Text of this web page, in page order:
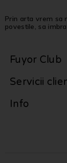
Prin arta vrem sa
povestile, sa
Fuyor Club
Servicii
Info